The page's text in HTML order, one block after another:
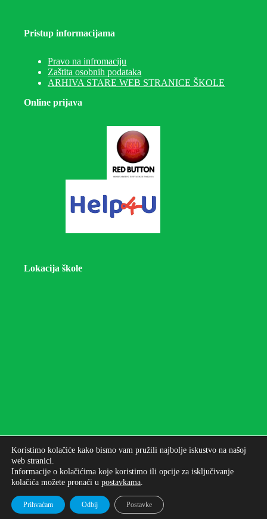
Pristup informacijama
Pravo na infromaciju
Zaštita osobnih podataka
ARHIVA STARE WEB STRANICE ŠKOLE
Online prijava
Lokacija škole
Autorska prava © 2026 - Osnovna škola bana Josipa
Jelačića Zagreb
Koristimo kolačiće kako bismo vam pružili najbolje iskustvo na našoj
web stranici.
Informacije o kolačićima koje koristimo ili opcije za isključivanje
kolačića možete pronaći u postavkama.
Prihvaćam Odbij Postavke